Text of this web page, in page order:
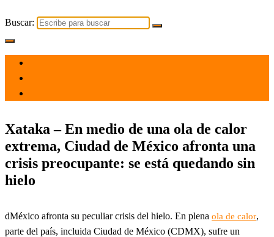
Buscar:
Xataka – En medio de una ola de calor
extrema, Ciudad de México afronta una
crisis preocupante: se está quedando sin
hielo
dMéxico afronta su peculiar crisis del hielo. En plena ola de calor,
parte del país, incluida Ciudad de México (CDMX), sufre un